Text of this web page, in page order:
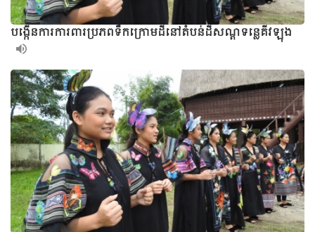
បង្កើនការការពារប្រភពទឹកក្រោមដីនៅតំបន់ដីសណ្តទន្លេគីវឡុង